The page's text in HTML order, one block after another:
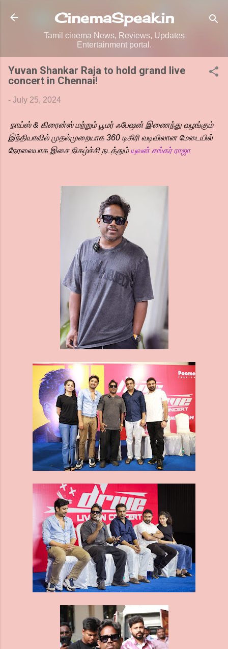
Skip to main content
CinemaSpeak.in
Tamil cinema News, Reviews, Updates
Entertainment portal.
Yuvan Shankar Raja to hold grand live
concert in Chennai!
- July 25, 2024
நாய்ஸ் & கிரைன்ஸ் மற்றும் பூமர் ஃபேஷன் இணைந்து வழங்கும்
இந்தியாவில் முதல்முறையாக 360 டிகிரி வடிவிலான மேடையில்
நேரலையாக இசை நிகழ்ச்சி நடத்தும்யுவன் சங்கர் ராஜா